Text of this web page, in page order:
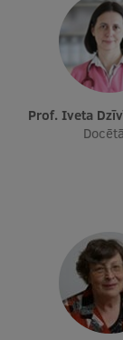
EATRIS
Prof. Iveta